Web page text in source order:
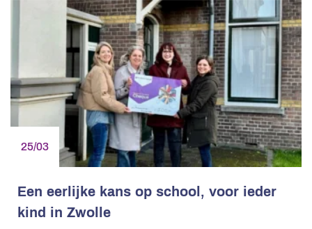
25/03
Een eerlijke kans op school, voor ieder
kind in Zwolle